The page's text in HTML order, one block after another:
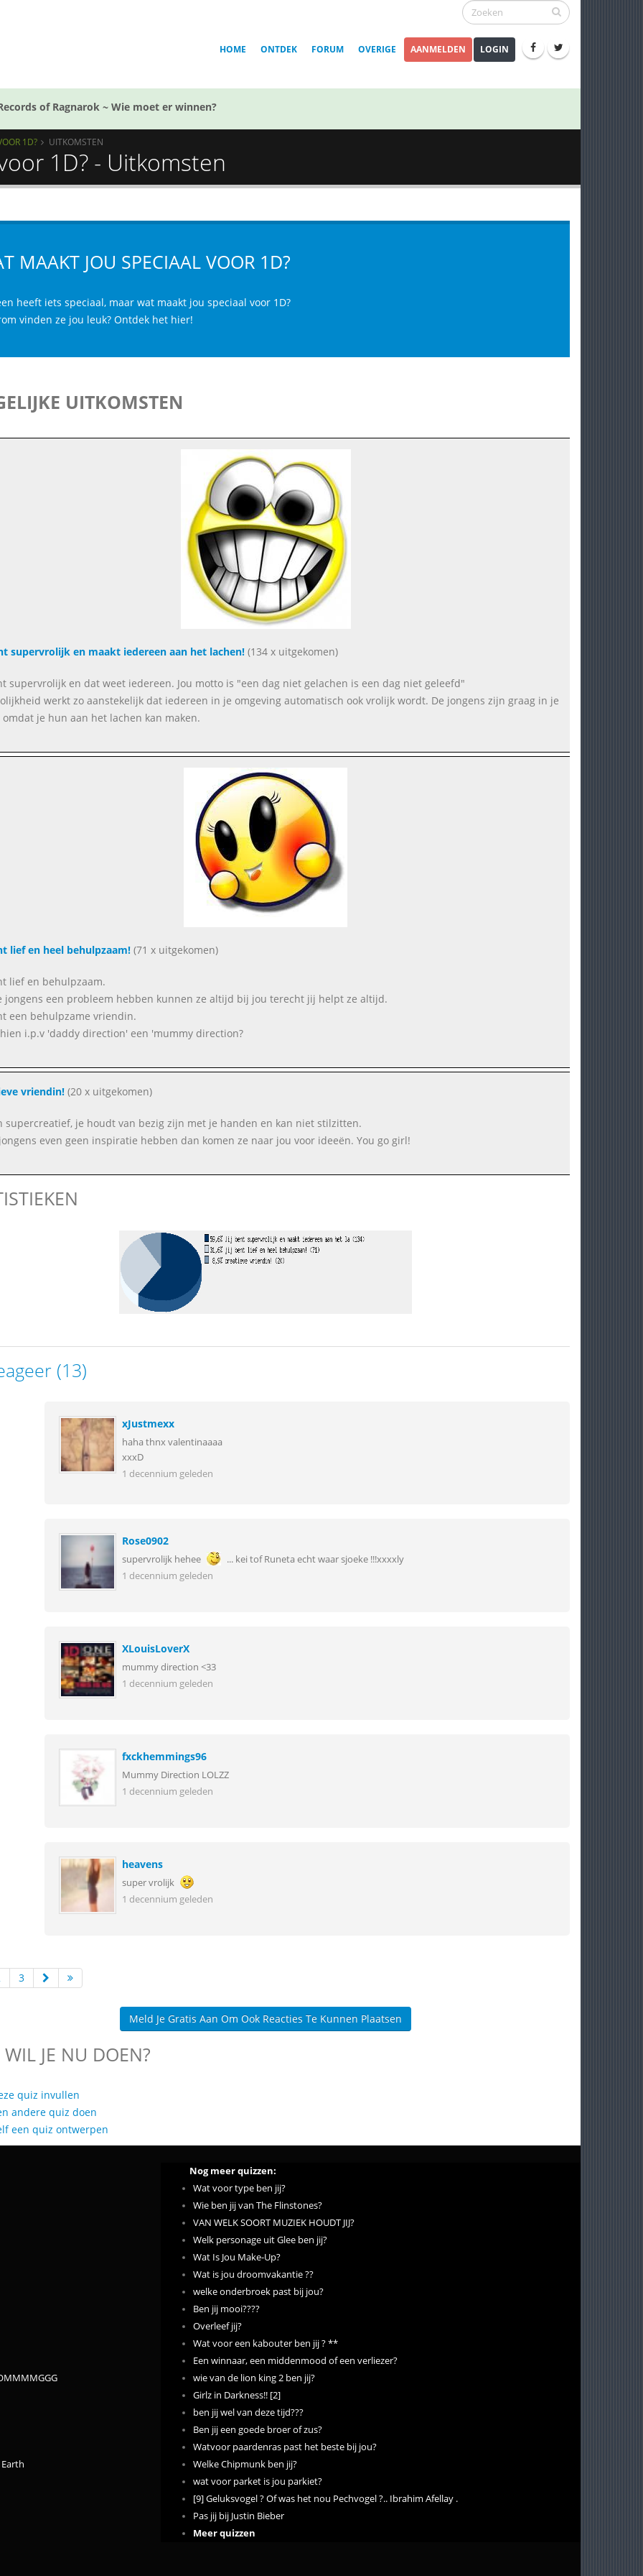
HOME ONTDEK FORUM OVERIGE AANMELDEN LOGIN
of Ragnarok ~ Wie moet er winnen?
1D? UITKOMSTEN
1D? - Uitkomsten
MAAKT JOU SPECIAAL VOOR 1D?
heeft iets speciaal, maar wat maakt jou speciaal voor 1D?
vinden ze jou leuk? Ontdek het hier!
UITKOMSTEN
supervrolijk en maakt iedereen aan het lachen!(134 x uitgekomen)
supervrolijk en dat weet iedereen. Jou motto is "een dag niet gelachen is een dag niet geleefd"
werkt zo aanstekelijk dat iedereen in je omgeving automatisch ook vrolijk wordt. De jongens zijn graag in je
je hun aan het lachen kan maken.
lief en heel behulpzaam!(71 x uitgekomen)
lief en behulpzaam.
jongens een probleem hebben kunnen ze altijd bij jou terecht jij helpt ze altijd.
een behulpzame vriendin.
i.p.v 'daddy direction' een 'mummy direction?
vriendin!(20 x uitgekomen)
supercreatief, je houdt van bezig zijn met je handen en kan niet stilzitten.
even geen inspiratie hebben dan komen ze naar jou voor ideeën. You go girl!
(13)
xJustmexx
haha thnx valentinaaaa
xxxD
1 decennium geleden
Rose0902
supervrolijk hehee
... kei tof Runeta echt waar sjoeke !!!xxxxly
1 decennium geleden
XLouisLoverX
mummy direction <33
1 decennium geleden
fxckhemmings96
Mummy Direction LOLZZ
1 decennium geleden
heavens
super vrolijk
1 decennium geleden
3
Meld Je Gratis Aan Om Ook Reacties Te Kunnen Plaatsen
JE NU DOEN?
quiz invullen
andere quiz doen
een quiz ontwerpen
Nog meer quizzen:
Wat voor type ben jij?
Wie ben jij van The Flinstones?
VAN WELK SOORT MUZIEK HOUDT JIJ?
Welk personage uit Glee ben jij?
Wat Is Jou Make-Up?
Wat is jou droomvakantie ??
welke onderbroek past bij jou?
Ben jij mooi????
Overleef jij?
Wat voor een kabouter ben jij ? **
Een winnaar, een middenmood of een verliezer?
wie van de lion king 2 ben jij?
Girlz in Darkness!! [2]
ben jij wel van deze tijd???
Ben jij een goede broer of zus?
Watvoor paardenras past het beste bij jou?
Welke Chipmunk ben jij?
wat voor parket is jou parkiet?
[9] Geluksvogel ? Of was het nou Pechvogel ?.. Ibrahim Afellay .
Pas jij bij Justin Bieber
Meer quizzen